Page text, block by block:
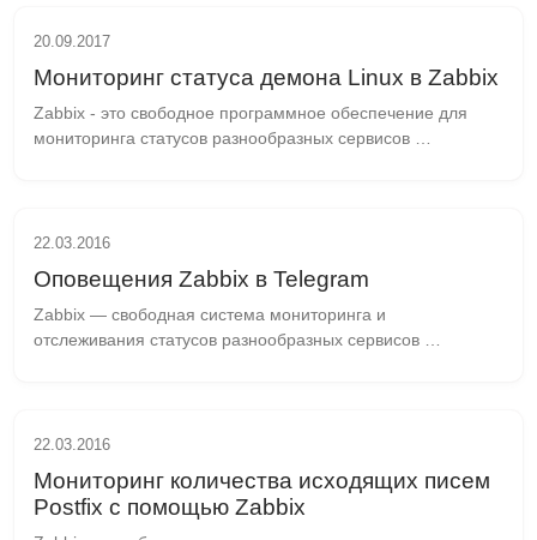
20.09.2017
Мониторинг статуса демона Linux в Zabbix
Zabbix - это свободное программное обеспечение для
мониторинга статусов разнообразных сервисов
22.03.2016
Оповещения Zabbix в Telegram
Zabbix — свободная система мониторинга и
отслеживания статусов разнообразных сервисов
22.03.2016
Мониторинг количества исходящих писем
Postfix с помощью Zabbix